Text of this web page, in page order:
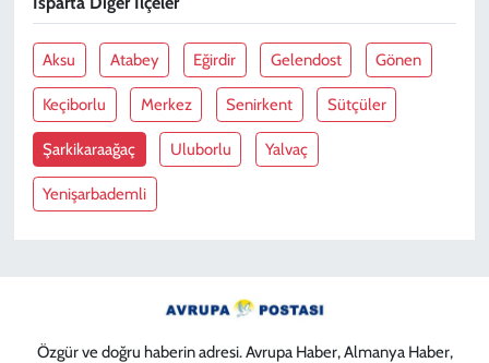
Aksu Atabey Eğirdir Gelendost Gönen
Keçiborlu Merkez Senirkent Sütçüler
Şarkikaraağaç Uluborlu Yalvaç
Yenişarbademli
Özgür ve doğru haberin adresi. Avrupa Haber, Almanya Haber,